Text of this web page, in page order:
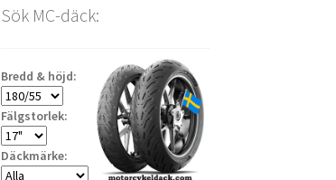
Sök MC-däck:
Bredd & höjd:
Fälgstorlek:
Däckmärke: